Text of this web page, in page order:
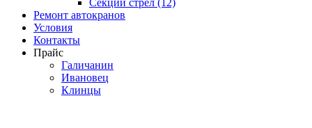
Ремонт автокранов
Условия
Контакты
Прайс
Галичанин
Ивановец
Клинцы